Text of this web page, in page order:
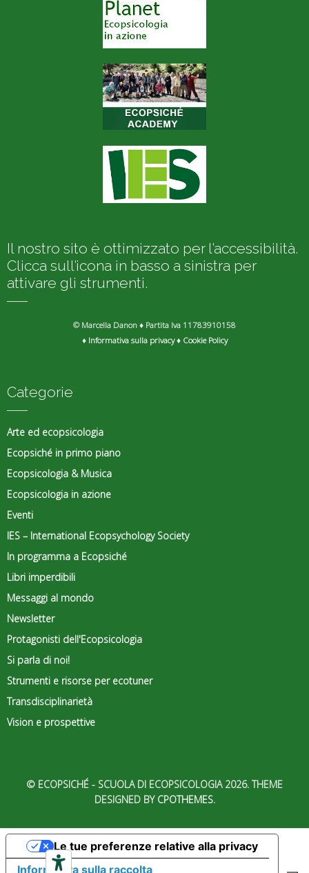
Il nostro sito è ottimizzato per l’accessibilità.
Clicca sull’icona in basso a sinistra per
attivare gli strumenti.
© Marcella Danon ♦ Partita Iva 11783910158
♦ Informativa sulla privacy♦ Cookie Policy
Categorie
Arte ed ecopsicologia
Ecopsiché in primo piano
Ecopsicologia & Musica
Ecopsicologia in azione
Eventi
IES – International Ecopsychology Society
In programma a Ecopsiché
Libri imperdibili
Messaggi al mondo
Newsletter
Protagonisti dell'Ecopsicologia
Si parla di noi!
Strumenti e risorse per ecotuner
Transdisciplinarietà
Vision e prospettive
© ECOPSICHÉ - SCUOLA DI ECOPSICOLOGIA 2026. THEME
DESIGNED BY CPOTHEMES.
Informativa sulla raccolta
Le tue preferenze relative alla privacy